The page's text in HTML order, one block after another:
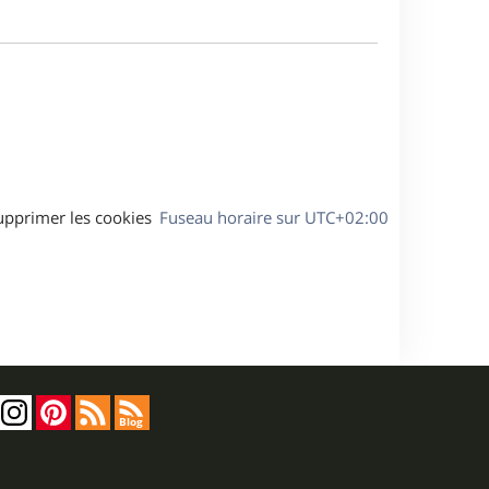
Fuseau horaire sur UTC+02:00
les cookies